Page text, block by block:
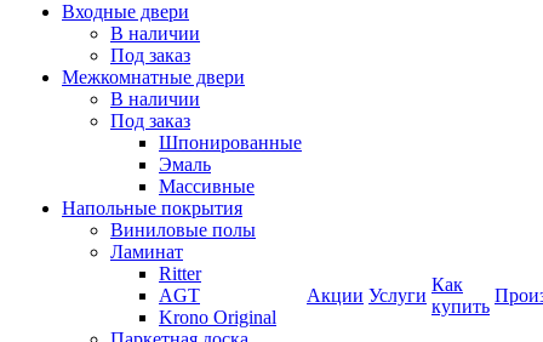
Входные двери
В наличии
Под заказ
Межкомнатные двери
В наличии
Под заказ
Шпонированные
Эмаль
Массивные
Напольные покрытия
Виниловые полы
Ламинат
Ritter
AGT
Krono Original
Акции Услуги
Как
купить